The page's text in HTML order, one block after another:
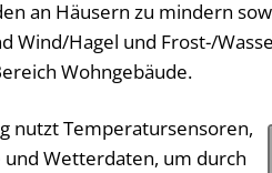
an Häusern zu mindern
Wind/Hagel und Frost-/
Wohngebäude.
nutzt Temperatursensoren,
und Wetterdaten, um durch